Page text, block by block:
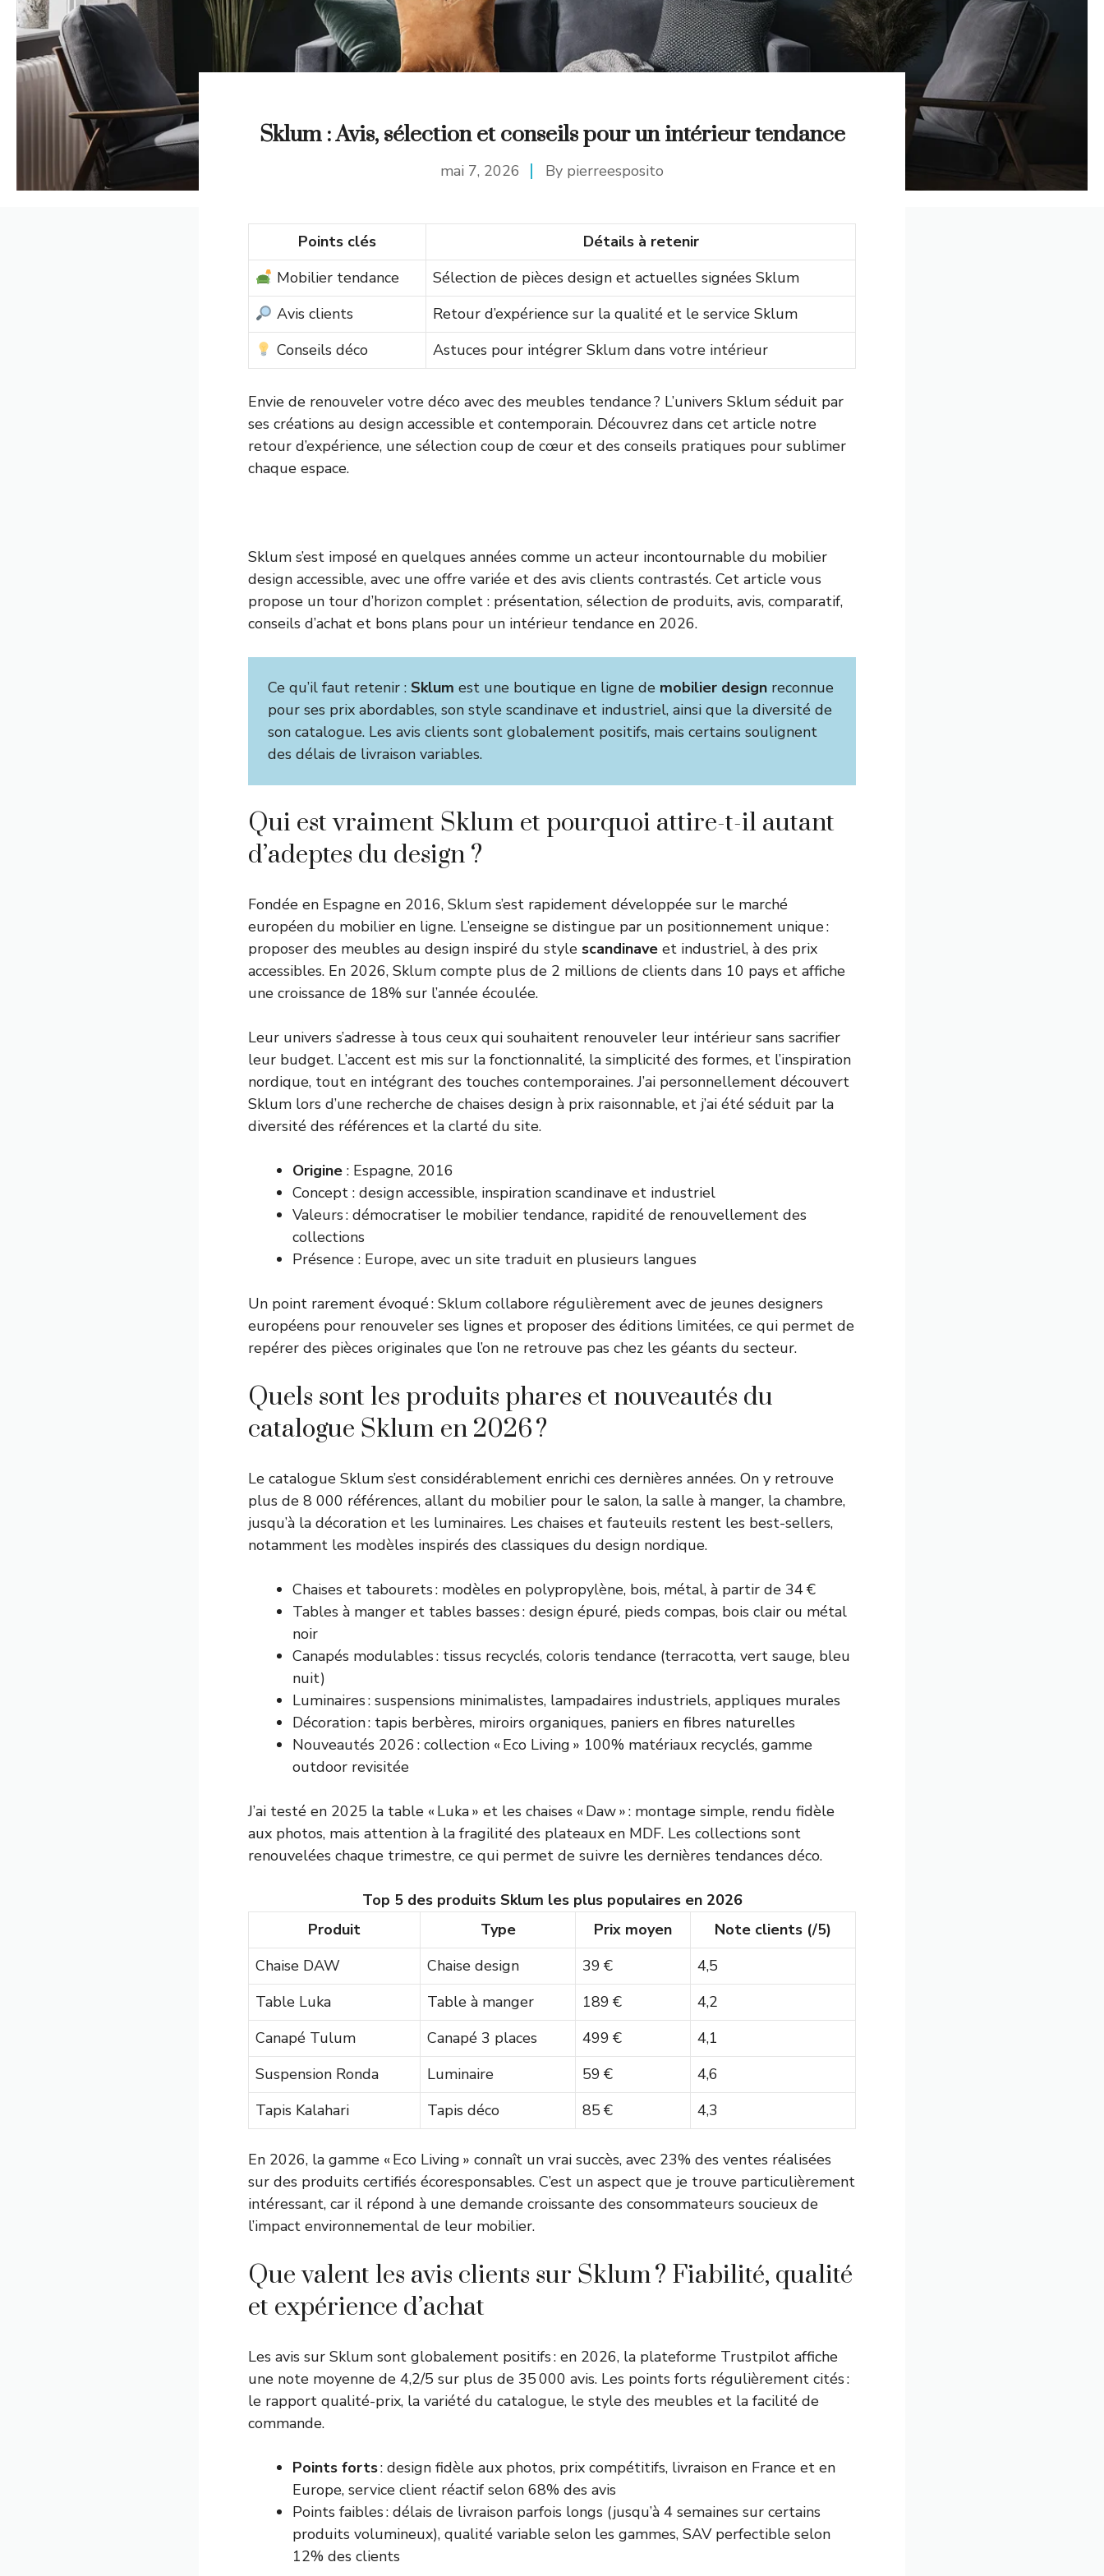
Sklum : Avis, sélection et conseils pour un intérieur tendance
mai 7, 2026 By pierreesposito
Points clés
Détails à retenir
Mobilier tendance
Sélection de pièces design et actuelles signées Sklum
Avis clients
Retour d’expérience sur la qualité et le service Sklum
Conseils déco
Astuces pour intégrer Sklum dans votre intérieur
Envie de renouveler votre déco avec des meubles tendance ? L’univers Sklum séduit par
ses créations au design accessible et contemporain. Découvrez dans cet article notre
retour d’expérience, une sélection coup de cœur et des conseils pratiques pour sublimer
chaque espace.
Sklum s’est imposé en quelques années comme un acteur incontournable du mobilier
design accessible, avec une offre variée et des avis clients contrastés. Cet article vous
propose un tour d’horizon complet : présentation, sélection de produits, avis, comparatif,
conseils d’achat et bons plans pour un intérieur tendance en 2026.
Ce qu’il faut retenir : Sklum est une boutique en ligne de mobilier design reconnue
pour ses prix abordables, son style scandinave et industriel, ainsi que la diversité de
son catalogue. Les avis clients sont globalement positifs, mais certains soulignent
des délais de livraison variables.
Qui est vraiment Sklum et pourquoi attire-t-il autant
d’adeptes du design ?
Fondée en Espagne en 2016, Sklum s’est rapidement développée sur le marché
européen du mobilier en ligne. L’enseigne se distingue par un positionnement unique :
proposer des meubles au design inspiré du style scandinave et industriel, à des prix
accessibles. En 2026, Sklum compte plus de 2 millions de clients dans 10 pays et affiche
une croissance de 18% sur l’année écoulée.
Leur univers s’adresse à tous ceux qui souhaitent renouveler leur intérieur sans sacrifier
leur budget. L’accent est mis sur la fonctionnalité, la simplicité des formes, et l’inspiration
nordique, tout en intégrant des touches contemporaines. J’ai personnellement découvert
Sklum lors d’une recherche de chaises design à prix raisonnable, et j’ai été séduit par la
diversité des références et la clarté du site.
Origine : Espagne, 2016
Concept : design accessible, inspiration scandinave et industriel
Valeurs : démocratiser le mobilier tendance, rapidité de renouvellement des
collections
Présence : Europe, avec un site traduit en plusieurs langues
Un point rarement évoqué : Sklum collabore régulièrement avec de jeunes designers
européens pour renouveler ses lignes et proposer des éditions limitées, ce qui permet de
repérer des pièces originales que l’on ne retrouve pas chez les géants du secteur.
Quels sont les produits phares et nouveautés du
catalogue Sklum en 2026 ?
Le catalogue Sklum s’est considérablement enrichi ces dernières années. On y retrouve
plus de 8 000 références, allant du mobilier pour le salon, la salle à manger, la chambre,
jusqu’à la décoration et les luminaires. Les chaises et fauteuils restent les best-sellers,
notamment les modèles inspirés des classiques du design nordique.
Chaises et tabourets : modèles en polypropylène, bois, métal, à partir de 34 €
Tables à manger et tables basses : design épuré, pieds compas, bois clair ou métal
noir
Canapés modulables : tissus recyclés, coloris tendance (terracotta, vert sauge, bleu
nuit)
Luminaires : suspensions minimalistes, lampadaires industriels, appliques murales
Décoration : tapis berbères, miroirs organiques, paniers en fibres naturelles
Nouveautés 2026 : collection « Eco Living » 100% matériaux recyclés, gamme
outdoor revisitée
J’ai testé en 2025 la table « Luka » et les chaises « Daw » : montage simple, rendu fidèle
aux photos, mais attention à la fragilité des plateaux en MDF. Les collections sont
renouvelées chaque trimestre, ce qui permet de suivre les dernières tendances déco.
Top 5 des produits Sklum les plus populaires en 2026
Produit
Type Prix moyen
Note clients (/5)
Chaise DAW
Chaise design 39 €
4,5
Table Luka
Table à manger 189 €
4,2
Canapé Tulum
Canapé 3 places 499 €
4,1
Suspension Ronda
Luminaire 59 €
4,6
Tapis Kalahari
Tapis déco 85 € 4,3
En 2026, la gamme « Eco Living » connaît un vrai succès, avec 23% des ventes réalisées
sur des produits certifiés écoresponsables. C’est un aspect que je trouve particulièrement
intéressant, car il répond à une demande croissante des consommateurs soucieux de
l’impact environnemental de leur mobilier.
Que valent les avis clients sur Sklum ? Fiabilité, qualité
et expérience d’achat
Les avis sur Sklum sont globalement positifs : en 2026, la plateforme Trustpilot affiche
une note moyenne de 4,2/5 sur plus de 35 000 avis. Les points forts régulièrement cités :
le rapport qualité-prix, la variété du catalogue, le style des meubles et la facilité de
commande.
Points forts: design fidèle aux photos, prix compétitifs, livraison en France et en
Europe, service client réactif selon 68% des avis
Points faibles : délais de livraison parfois longs (jusqu’à 4 semaines sur certains
produits volumineux), qualité variable selon les gammes, SAV perfectible selon
12% des clients